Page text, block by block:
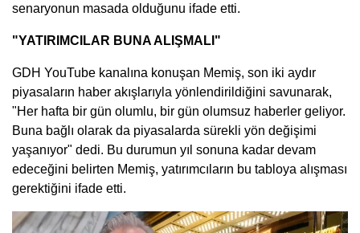
senaryonun masada olduğunu ifade etti.
"YATIRIMCILAR BUNA ALIŞMALI"
GDH YouTube kanalına konuşan Memiş, son iki aydır
piyasaların haber akışlarıyla yönlendirildiğini savunarak,
"Her hafta bir gün olumlu, bir gün olumsuz haberler geliyor.
Buna bağlı olarak da piyasalarda sürekli yön değişimi
yaşanıyor" dedi. Bu durumun yıl sonuna kadar devam
edeceğini belirten Memiş, yatırımcıların bu tabloya alışması
gerektiğini ifade etti.